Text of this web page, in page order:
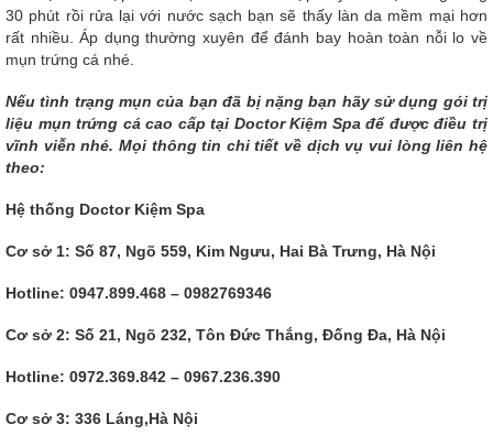
30 phút rồi rửa lại với nước sạch bạn sẽ thấy làn da mềm mại hơn
rất nhiều. Áp dụng thường xuyên để đánh bay hoàn toàn nỗi lo về
mụn trứng cá nhé.
Nếu tình trạng mụn của bạn đã bị nặng bạn hãy sử dụng gói trị
liệu mụn trứng cá cao cấp tại Doctor Kiệm Spa để được điều trị
vĩnh viễn nhé. Mọi thông tin chi tiết về dịch vụ vui lòng liên hệ
theo:
Hệ thống Doctor Kiệm Spa
Cơ sở 1: Số 87, Ngõ 559, Kim Ngưu, Hai Bà Trưng, Hà Nội
Hotline: 0947.899.468 – 0982769346
Cơ sở 2: Số 21, Ngõ 232, Tôn Đức Thắng, Đống Đa, Hà Nội
Hotline: 0972.369.842 – 0967.236.390
Cơ sở 3: 336 Láng,Hà Nội